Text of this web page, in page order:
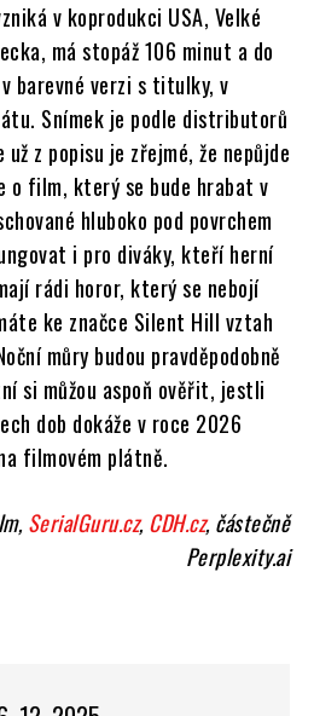
v koprodukci USA, Velké
má stopáž 106 minut a do
barevné verzi s titulky, v
Snímek je podle distributorů
z popisu je zřejmé, že nepůjde
o film, který se bude hrabat v
hluboko pod povrchem
i pro diváky, kteří herní
rádi horor, který se nebojí
ke značce Silent Hill vztah
můry budou pravděpodobně
si můžou aspoň ověřit, jestli
dob dokáže v roce 2026
filmovém plátně.
SerialGuru.cz,CDH.cz, částečně
Perplexity.ai